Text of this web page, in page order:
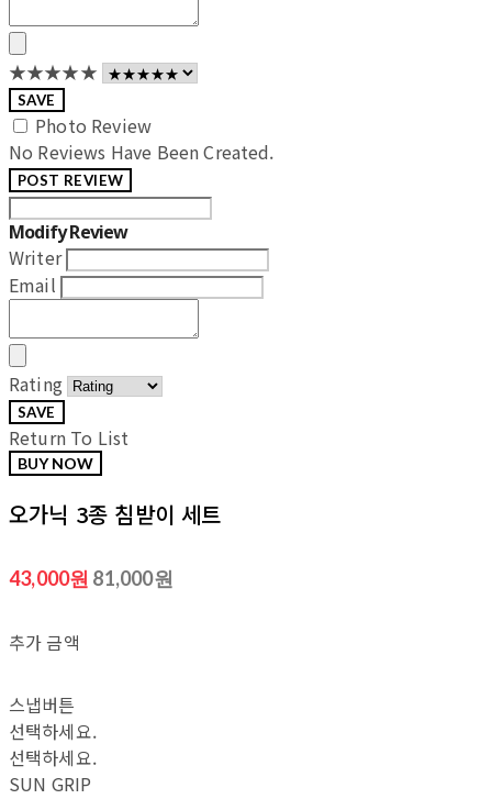
★★★★★
SAVE
Photo Review
No Reviews Have Been Created.
POST REVIEW
Modify Review
Writer
Email
Rating
SAVE
Return To List
오가닉 3종 침받이 세트
43,000원 81,000원
추가 금액
스냅버튼
선택하세요.
선택하세요.
SUN GRIP